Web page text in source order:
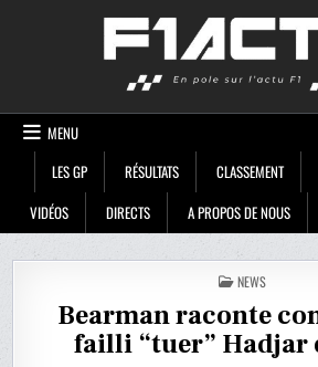
MENU
LES GP
RÉSULTATS CLASSEMENT
VIDÉOS
DIRECTS A PROPOS DE NOUS
POSTED
IN
NEWS
Bearman raconte
failli “tuer” Hadjar